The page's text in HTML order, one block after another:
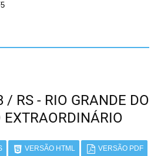
/ RS - RIO GRANDE DO
EXTRAORDINÁRIO
VERSÃO HTML VERSÃO PDF